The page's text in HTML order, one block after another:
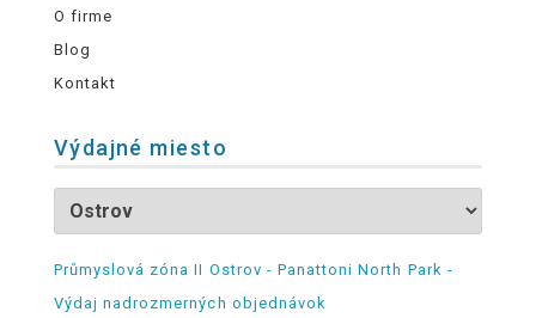
O firme
Blog
Kontakt
Výdajné miesto
Průmyslová zóna II Ostrov - Panattoni North Park -
Výdaj nadrozmerných objednávok